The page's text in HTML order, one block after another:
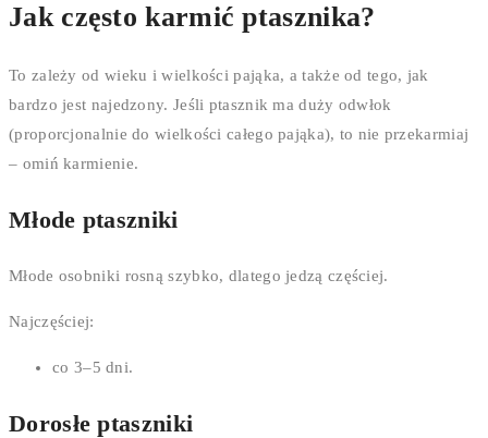
Jak często karmić ptasznika?
To zależy od wieku i wielkości pająka, a także od tego, jak
bardzo jest najedzony. Jeśli ptasznik ma duży odwłok
(proporcjonalnie do wielkości całego pająka), to nie przekarmiaj
– omiń karmienie.
Młode ptaszniki
Młode osobniki rosną szybko, dlatego jedzą częściej.
Najczęściej:
co 3–5 dni.
Dorosłe ptaszniki